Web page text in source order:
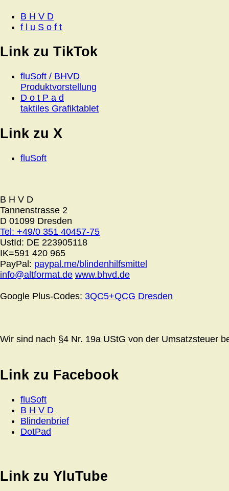
B H V D
f l u S o f t
Link zu TikTok
fluSoft / BHVD
Produktvorstellung
D o t P a d
taktiles Grafiktablet
Link zu X
fluSoft
B H V D
Tannenstrasse 2
D 01099 Dresden
Tel: +49/0 351 40457-75
UstId: DE 223905118
IK=591 420 965
PayPal: paypal.me/blindenhilfsmittel
info@altformat.de www.bhvd.de
Google Plus-Codes: 3QC5+QCG Dresden
Wir sind nach §4 Nr. 19a UStG von der Umsatzsteuer
Link zu Facebook
fluSoft
B H V D
Blindenbrief
DotPad
Link zu YluTube